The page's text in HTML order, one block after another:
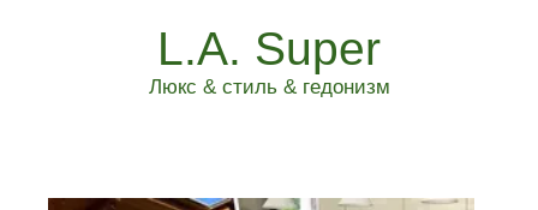
L.A. Super
Люкс & стиль & гедонизм